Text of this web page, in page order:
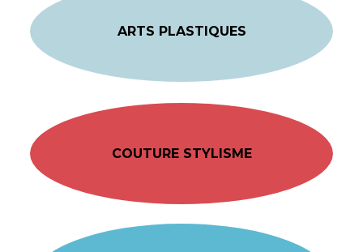
ARTS PLASTIQUES
COUTURE STYLISME